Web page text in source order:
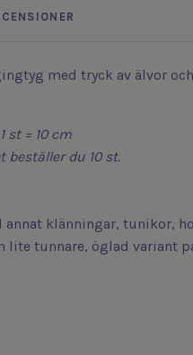
med tryck av älvor
st = 10 cm
beställer du 10 st.
annat klänningar, tunikor,
lite tunnare, öglad variant